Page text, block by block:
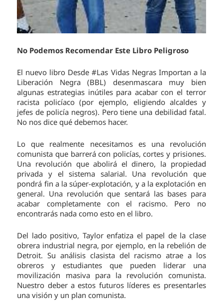
No Podemos Recomendar Este Libro Peligroso
El nuevo libro Desde #Las Vidas Negras Importan a la
Liberación Negra (BBL) desenmascara muy bien
algunas estrategias inútiles para acabar con el terror
racista policíaco (por ejemplo, eligiendo alcaldes y
jefes de policía negros). Pero tiene una debilidad fatal.
No nos dice qué debemos hacer.
Lo que realmente necesitamos es una revolución
comunista que barrerá con policías, cortes y prisiones.
Una revolución que abolirá el dinero, la propiedad
privada y el sistema salarial. Una revolución que
pondrá fin a la súper-explotación, y a la explotación en
general. Una revolución que sentará las bases para
acabar completamente con el racismo. Pero no
encontrarás nada como esto en el libro.
Del lado positivo, Taylor enfatiza el papel de la clase
obrera industrial negra, por ejemplo, en la rebelión de
Detroit. Su análisis clasista del racismo atrae a los
obreros y estudiantes que pueden liderar una
movilización masiva para la revolución comunista.
Nuestro deber a estos futuros líderes es presentarles
una visión y un plan comunista.